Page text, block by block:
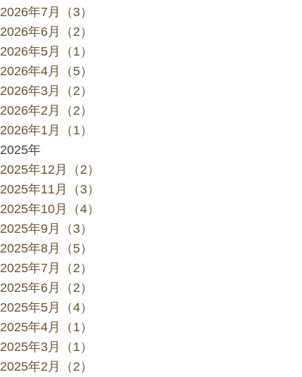
2026年7月（3）
2026年6月（2）
2026年5月（1）
2026年4月（5）
2026年3月（2）
2026年2月（2）
2026年1月（1）
2025年
2025年12月（2）
2025年11月（3）
2025年10月（4）
2025年9月（3）
2025年8月（5）
2025年7月（2）
2025年6月（2）
2025年5月（4）
2025年4月（1）
2025年3月（1）
2025年2月（2）